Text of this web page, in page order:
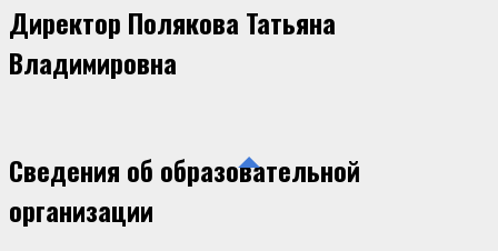
Директор Полякова Татьяна
Владимировна
Сведения об образовательной
организации